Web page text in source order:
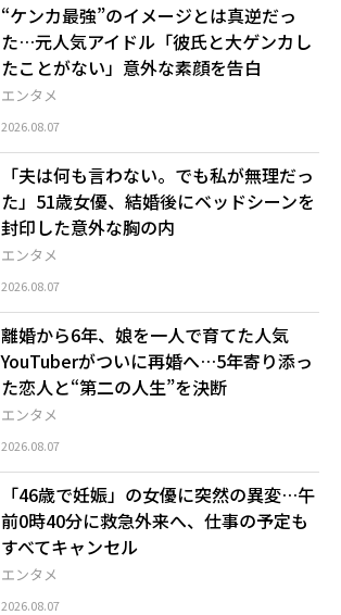
エンタメ
“ケンカ最強”のイメージとは真逆だっ
た…元人気アイドル「彼氏と大ゲンカし
たことがない」意外な素顔を告白
2026.08.07
エンタメ
「夫は何も言わない。でも私が無理だっ
た」51歳女優、結婚後にベッドシーンを
封印した意外な胸の内
2026.08.07
エンタメ
離婚から6年、娘を一人で育てた人気
YouTuberがついに再婚へ…5年寄り添っ
た恋人と“第二の人生”を決断
2026.08.07
エンタメ
「46歳で妊娠」の女優に突然の異変…午
前0時40分に救急外来へ、仕事の予定も
すべてキャンセル
2026.08.07